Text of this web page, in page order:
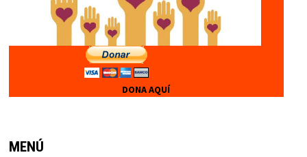
DONA AQUÍ
MENÚ